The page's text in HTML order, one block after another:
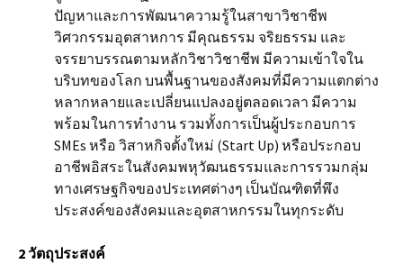
ปัญหาและการพัฒนาความรู้ในสาขาวิชาชีพ
วิศวกรรมอุตสาหการ มีคุณธรรม จริยธรรม และ
จรรยาบรรณตามหลักวิชาวิชาชีพ มีความเข้าใจใน
บริบทของโลก บนพื้นฐานของสังคมที่มีความแตกต่าง
หลากหลายและเปลี่ยนแปลงอยู่ตลอดเวลา มีความ
พร้อมในการทำงาน รวมทั้งการเป็นผู้ประกอบการ
SMEs หรือ วิสาหกิจตั้งใหม่ (Start Up) หรือประกอบ
อาชีพอิสระในสังคมพหุวัฒนธรรมและการรวมกลุ่ม
ทางเศรษฐกิจของประเทศต่างๆ เป็นบัณฑิตที่พึง
ประสงค์ของสังคมและอุตสาหกรรมในทุกระดับ
2 วัตถุประสงค์